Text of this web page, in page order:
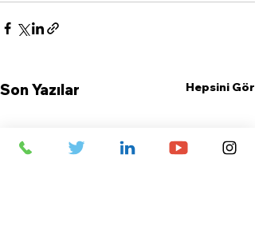
Son Yazılar Hepsini Gör